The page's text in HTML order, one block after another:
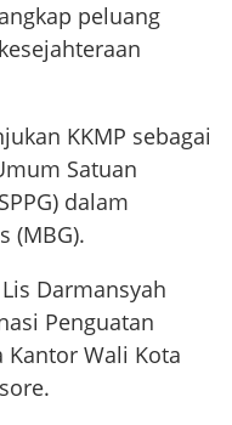
peluang
KKMP sebagai
Satuan
dalam
(MBG).
Darmansyah
Penguatan
Wali Kota